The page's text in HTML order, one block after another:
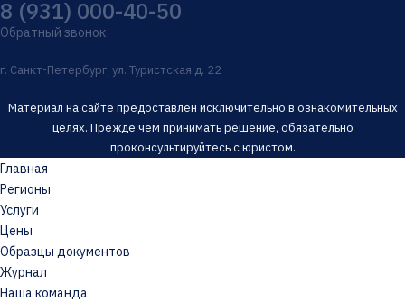
8 (931) 000-40-50
Обратный звонок
г. Санкт-Петербург, ул. Туристская д. 22
Материал на сайте предоставлен исключительно в ознакомительных
целях. Прежде чем принимать решение, обязательно
проконсультируйтесь с юристом.
Главная
Регионы
Услуги
Цены
Образцы документов
Журнал
Наша команда